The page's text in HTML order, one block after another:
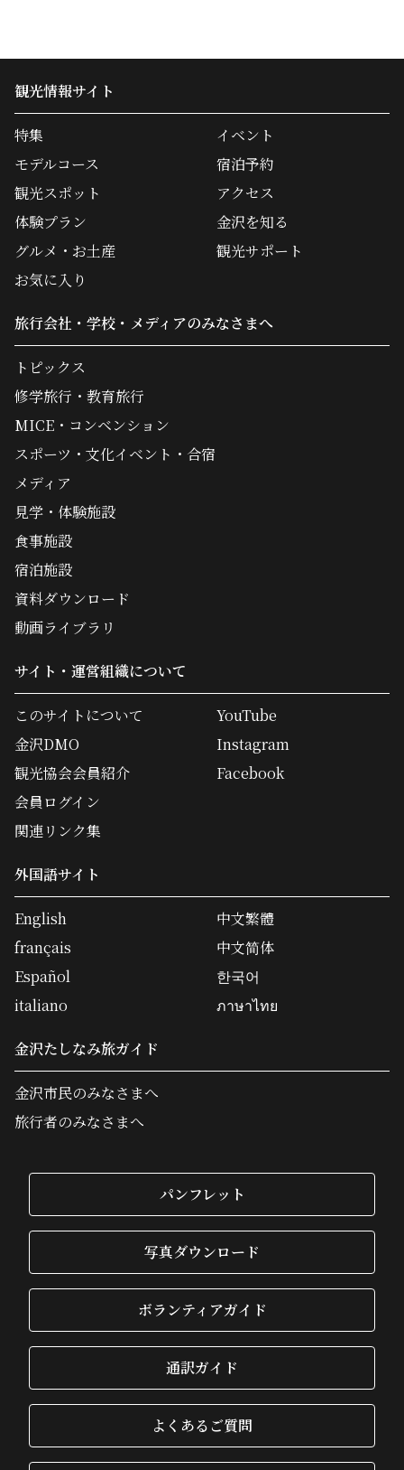
観光情報サイト
特集
モデルコース
観光スポット
体験プラン
グルメ・お土産
イベント
宿泊予約
アクセス
金沢を知る
観光サポート
お気に入り
旅行会社・学校・メディアのみなさまへ
トピックス
修学旅行・教育旅行
MICE・コンベンション
スポーツ・文化イベント・合宿
メディア
見学・体験施設
食事施設
宿泊施設
資料ダウンロード
動画ライブラリ
サイト・運営組織について
このサイトについて
金沢DMO
観光協会会員紹介
会員ログイン
関連リンク集
YouTube
Instagram
Facebook
外国語サイト
English
français
Español
italiano
中文繁體
中文简体
한국어
ภาษาไทย
金沢たしなみ旅ガイド
金沢市民のみなさまへ
旅行者のみなさまへ
パンフレット
写真ダウンロード
ボランティアガイド
通訳ガイド
よくあるご質問